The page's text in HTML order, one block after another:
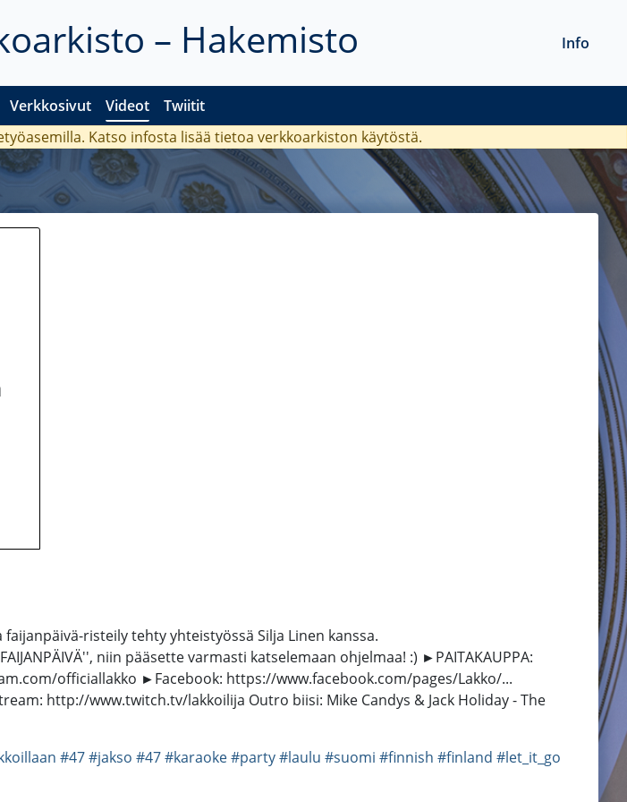
– Hakemisto
Verkkosivut Videot Twiitit
Info
Katso infosta lisää tietoa verkkoarkiston käytöstä.
faijanpäivä-risteily tehty yhteistyössä Silja Linen kanssa.
niin pääsette varmasti katselemaan ohjelmaa! :) ►PAITAKAUPPA:
officiallakko ►Facebook: https://www.facebook.com/pages/Lakko/...
http://www.twitch.tv/lakkoilija Outro biisi: Mike Candys & Jack Holiday - The
#47#jakso #47#karaoke#party#laulu #suomi #finnish #finland #let_it_go